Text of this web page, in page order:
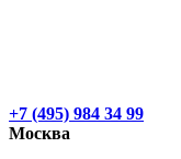
+7 (495) 984 34 99
Москва